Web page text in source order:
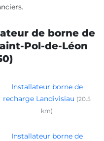
de borne de
Pol-de-Léon
Installateur borne de
recharge Landivisiau (20.5
km)
Installateur borne de